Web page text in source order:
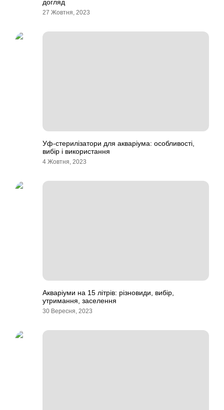
догляд
27 Жовтня, 2023
Уф-стерилізатори для акваріума: особливості,
вибір і використання
4 Жовтня, 2023
Акваріуми на 15 літрів: різновиди, вибір,
утримання, заселення
30 Вересня, 2023